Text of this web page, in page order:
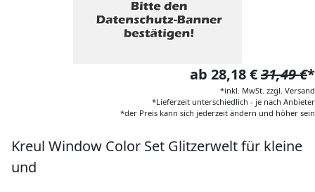
ab 28,18 €31,49 €*
*inkl. MwSt. zzgl. Versand
*Lieferzeit unterschiedlich - je nach Anbieter
*der Preis kann sich jederzeit ändern und höher sein
Kreul Window Color Set Glitzerwelt für kleine
und